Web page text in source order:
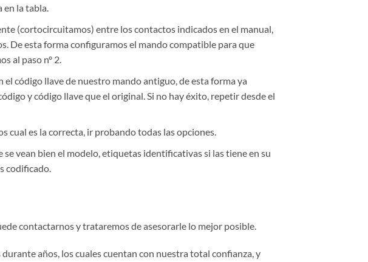
en la tabla.
(cortocircuitamos) entre los contactos indicados en el manual,
De esta forma configuramos el mando compatible para que
al paso nº 2.
código llave de nuestro mando antiguo, de esta forma ya
y código llave que el original. Si no hay éxito, repetir desde el
cual es la correcta, ir probando todas las opciones.
vean bien el modelo, etiquetas identificativas si las tiene en su
codificado.
contactarnos y trataremos de asesorarle lo mejor posible.
años, los cuales cuentan con nuestra total confianza, y